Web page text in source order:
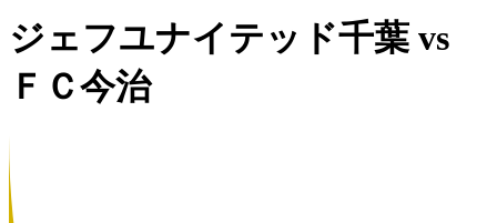
ジェフユナイテッド千葉 vs
ＦＣ今治